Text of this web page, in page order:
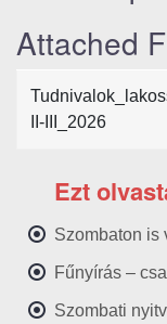
Attached
II-III_2026
Ezt
Szombaton is
Fűnyírás –
Szombati